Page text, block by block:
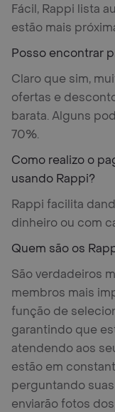
Fácil, Rappi lista
estão mais
Posso encontrar
Claro que sim,
ofertas e
barata. Alguns
70%.
Como realizo o
usando Rappi?
Rappi facilita
dinheiro ou com
Quem são os
São verdadeiros
membros mais
função de
garantindo que
atendendo aos
estão em
perguntando
enviarão fotos